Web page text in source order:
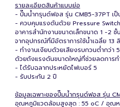
รายละเอียดสินค้าแบบย่อ
- ปั๊มน้ำกรุนด์ฟอส รุ่น CMB5-37PT เ
- ควบคุมแรงดันด้วย Pressure
อาคารสำนักงานขนาดเล็กขนาด 1 -2
จากอุปกรณ์ที่มีอัตราการใช้น้ำเฉลี่ย 13
- ทำงานเงียบด้วยเสียงรบกวนต่ำกว่า
ด้วยถังแรงดันขนาดใหญ่ที่ช่วยลดการท
- ได้รับฉลากประหยัดไฟเบอร์ 5
- รับประกัน 2 ปี
ข้อมูลเฉพาะของปั๊มน้ำกรุนด์ฟอส รุ่น
อุณหภูมิแวดล้อมสูงสุด : 55 oC / อุณ